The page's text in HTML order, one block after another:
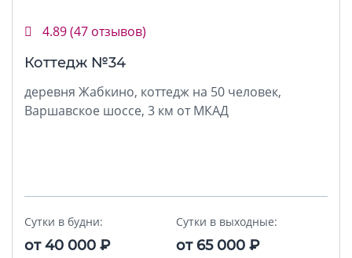
4.89(47 отзывов)
Коттедж №34
деревня Жабкино, коттедж на 50 человек,
Варшавское шоссе, 3 км от МКАД
Сутки в будни:
от40 000 ₽
Сутки в выходные:
от65 000 ₽